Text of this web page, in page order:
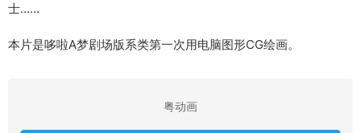
士……
本片是哆啦A梦剧场版系类第一次用电脑图形CG绘画。
粤动画